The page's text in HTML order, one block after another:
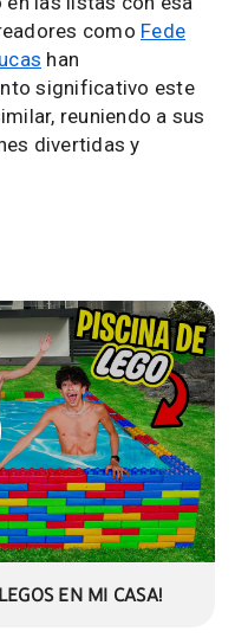
como Fede
han
significativo este
reuniendo a sus
divertidas y
EN MI CASA!